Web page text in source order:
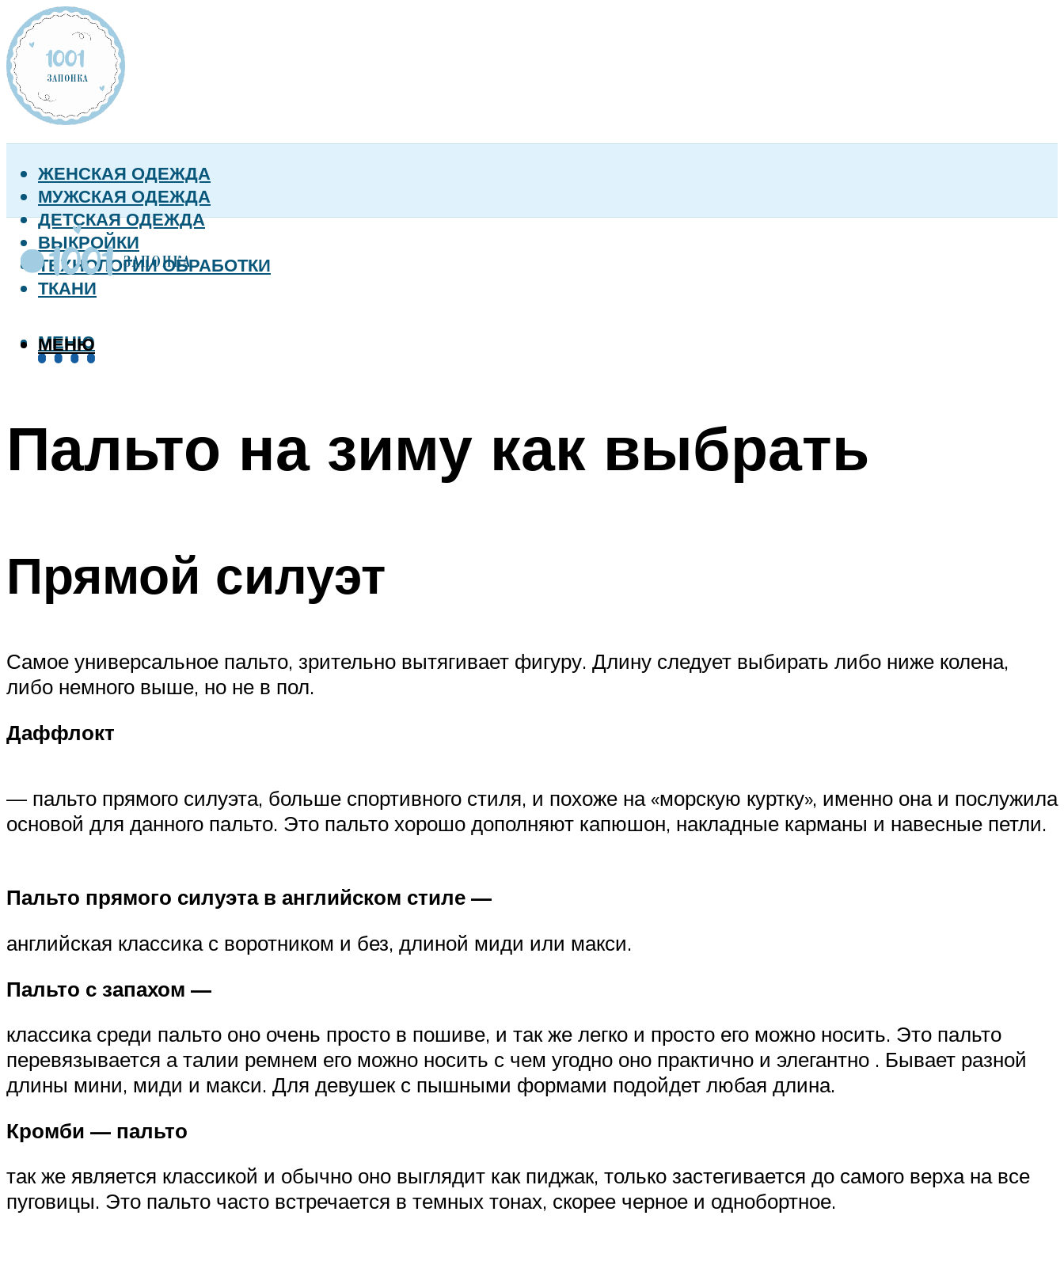
ЖЕНСКАЯ ОДЕЖДА
МУЖСКАЯ ОДЕЖДА
ДЕТСКАЯ ОДЕЖДА
ВЫКРОЙКИ
ТЕХНОЛОГИИ ОБРАБОТКИ
ТКАНИ
МЕНЮ
МЕНЮ
Пальто на зиму как выбрать
Прямой силуэт
Самое универсальное пальто, зрительно вытягивает фигуру. Длину следует выбирать либо ниже колена,
либо немного выше, но не в пол.
Даффлокт
— пальто прямого силуэта, больше спортивного стиля, и похоже на «морскую куртку», именно она и послужила
основой для данного пальто. Это пальто хорошо дополняют капюшон, накладные карманы и навесные петли.
Пальто прямого силуэта в английском стиле —
английская классика с воротником и без, длиной миди или макси.
Пальто с запахом —
классика среди пальто оно очень просто в пошиве, и так же легко и просто его можно носить. Это пальто
перевязывается а талии ремнем его можно носить с чем угодно оно практично и элегантно . Бывает разной
длины мини, миди и макси. Для девушек с пышными формами подойдет любая длина.
Кромби — пальто
так же является классикой и обычно оно выглядит как пиджак, только застегивается до самого верха на все
пуговицы. Это пальто часто встречается в темных тонах, скорее черное и однобортное.